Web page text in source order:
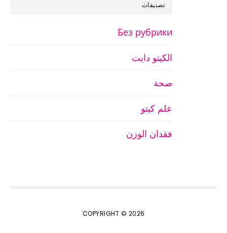
تصنيفات
Без рубрики
الكيتو دايت
صحة
علم كيتو
فقدان الوزن
COPYRIGHT © 2026